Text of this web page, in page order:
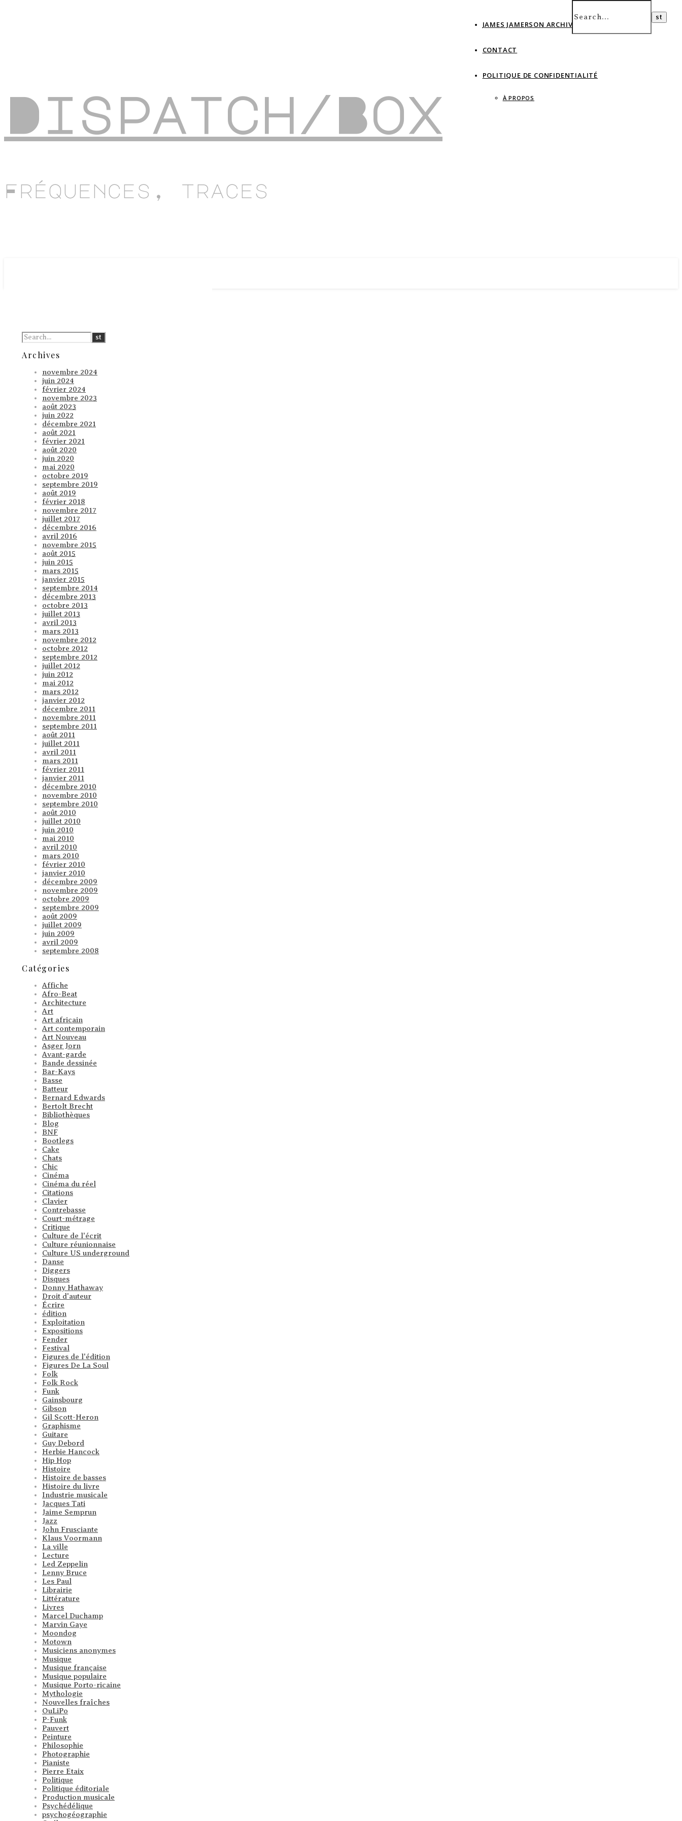
JAMES JAMERSON ARCHIVE
CONTACT
POLITIQUE DE CONFIDENTIALITÉ
À PROPOS
Dispatch/Box
Fréquences, traces
Archives
novembre 2024
juin 2024
février 2024
novembre 2023
août 2023
juin 2022
décembre 2021
août 2021
février 2021
août 2020
juin 2020
mai 2020
octobre 2019
septembre 2019
août 2019
février 2018
novembre 2017
juillet 2017
décembre 2016
avril 2016
novembre 2015
août 2015
juin 2015
mars 2015
janvier 2015
septembre 2014
décembre 2013
octobre 2013
juillet 2013
avril 2013
mars 2013
novembre 2012
octobre 2012
septembre 2012
juillet 2012
juin 2012
mai 2012
mars 2012
janvier 2012
décembre 2011
novembre 2011
septembre 2011
août 2011
juillet 2011
avril 2011
mars 2011
février 2011
janvier 2011
décembre 2010
novembre 2010
septembre 2010
août 2010
juillet 2010
juin 2010
mai 2010
avril 2010
mars 2010
février 2010
janvier 2010
décembre 2009
novembre 2009
octobre 2009
septembre 2009
août 2009
juillet 2009
juin 2009
avril 2009
septembre 2008
Catégories
Affiche
Afro-Beat
Architecture
Art
Art africain
Art contemporain
Art Nouveau
Asger Jorn
Avant-garde
Bande dessinée
Bar-Kays
Basse
Batteur
Bernard Edwards
Bertolt Brecht
Bibliothèques
Blog
BNF
Bootlegs
Cake
Chats
Chic
Cinéma
Cinéma du réel
Citations
Clavier
Contrebasse
Court-métrage
Critique
Culture de l'écrit
Culture réunionnaise
Culture US underground
Danse
Diggers
Disques
Donny Hathaway
Droit d'auteur
Écrire
édition
Exploitation
Expositions
Fender
Festival
Figures de l'édition
Figures De La Soul
Folk
Folk Rock
Funk
Gainsbourg
Gibson
Gil Scott-Heron
Graphisme
Guitare
Guy Debord
Herbie Hancock
Hip Hop
Histoire
Histoire de basses
Histoire du livre
Industrie musicale
Jacques Tati
Jaime Semprun
Jazz
John Frusciante
Klaus Voormann
La ville
Lecture
Led Zeppelin
Lenny Bruce
Les Paul
Librairie
Littérature
Livres
Marcel Duchamp
Marvin Gaye
Moondog
Motown
Musiciens anonymes
Musique
Musique française
Musique populaire
Musique Porto-ricaine
Mythologie
Nouvelles fraîches
OuLiPo
P-Funk
Pauvert
Peinture
Philosophie
Photographie
Pianiste
Pierre Etaix
Politique
Politique éditoriale
Production musicale
Psychédélique
psychogéographie